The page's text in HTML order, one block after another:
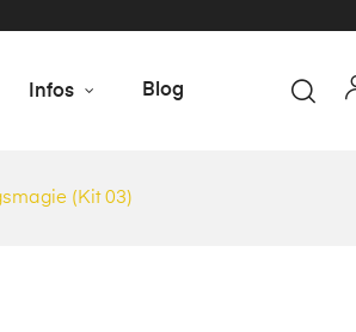
Infos Blog
(Kit 03)